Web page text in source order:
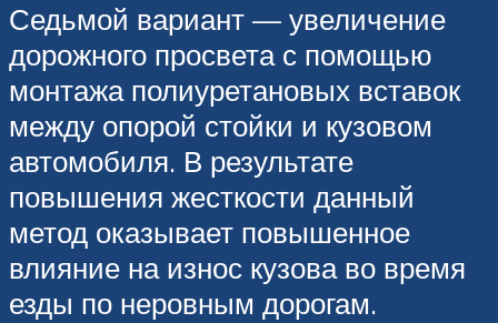
Седьмой вариант — увеличение
дорожного просвета с помощью
монтажа полиуретановых вставок
между опорой стойки и кузовом
автомобиля. В результате
повышения жесткости данный
метод оказывает повышенное
влияние на износ кузова во время
езды по неровным дорогам.